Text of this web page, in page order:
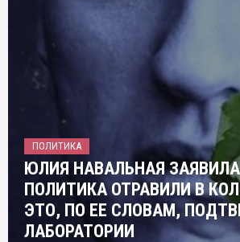
ПОЛИТИКА
ЮЛИЯ НАВАЛЬНАЯ
ПОЛИТИКА ОТРАВИЛИ В
ЭТО, ПО ЕЕ СЛОВАМ,
ЛАБОРАТОРИИ